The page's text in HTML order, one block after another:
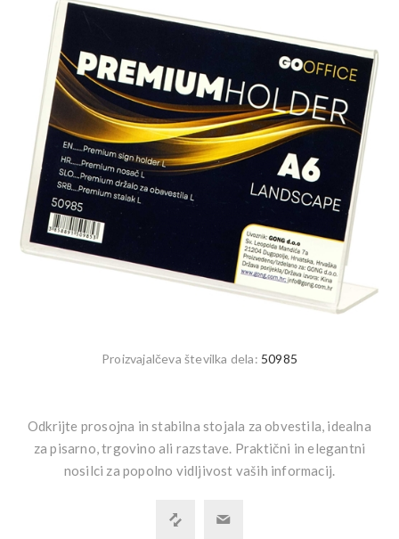
Proizvajalčeva številka dela: 50985
Odkrijte prosojna in stabilna stojala za obvestila, idealna
za pisarno, trgovino ali razstave. Praktični in elegantni
nosilci za popolno vidljivost vaših informacij.